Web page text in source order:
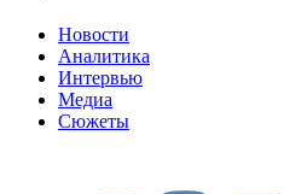
Новости
Аналитика
Интервью
Медиа
Сюжеты